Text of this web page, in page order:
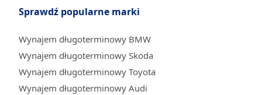
Sprawdź popularne marki
Wynajem długoterminowy BMW
Wynajem długoterminowy Skoda
Wynajem długoterminowy Toyota
Wynajem długoterminowy Audi